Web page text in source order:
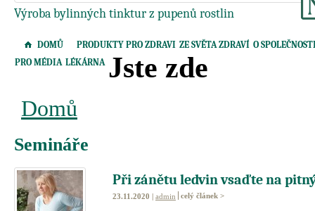
Výroba bylinných tinktur z pupenů rostlin
DOMŮ PRODUKTY PRO ZDRAVI ZE SVĚTA ZDRAVÍ O
PRO MÉDIA LÉKÁRNA Jste zde
Domů
Semináře
Při zánětu ledvin vsaďte na
23.11.2020 | admin celý článek >